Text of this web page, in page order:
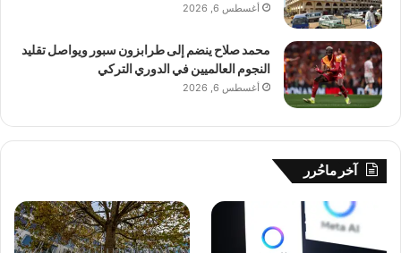
أغسطس 6, 2026
محمد صلاح ينضم إلى طرابزون سبور ويواصل تقليد
النجوم العالميين في الدوري التركي
أغسطس 6, 2026
آخر ماحُرر